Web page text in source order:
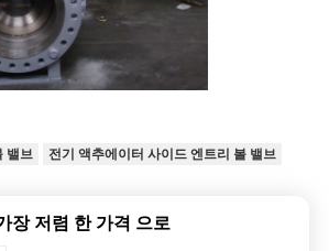
밸브 전기 액추에이터 사이드 엔트리 볼 밸브
장 저렴 한 가격 으로